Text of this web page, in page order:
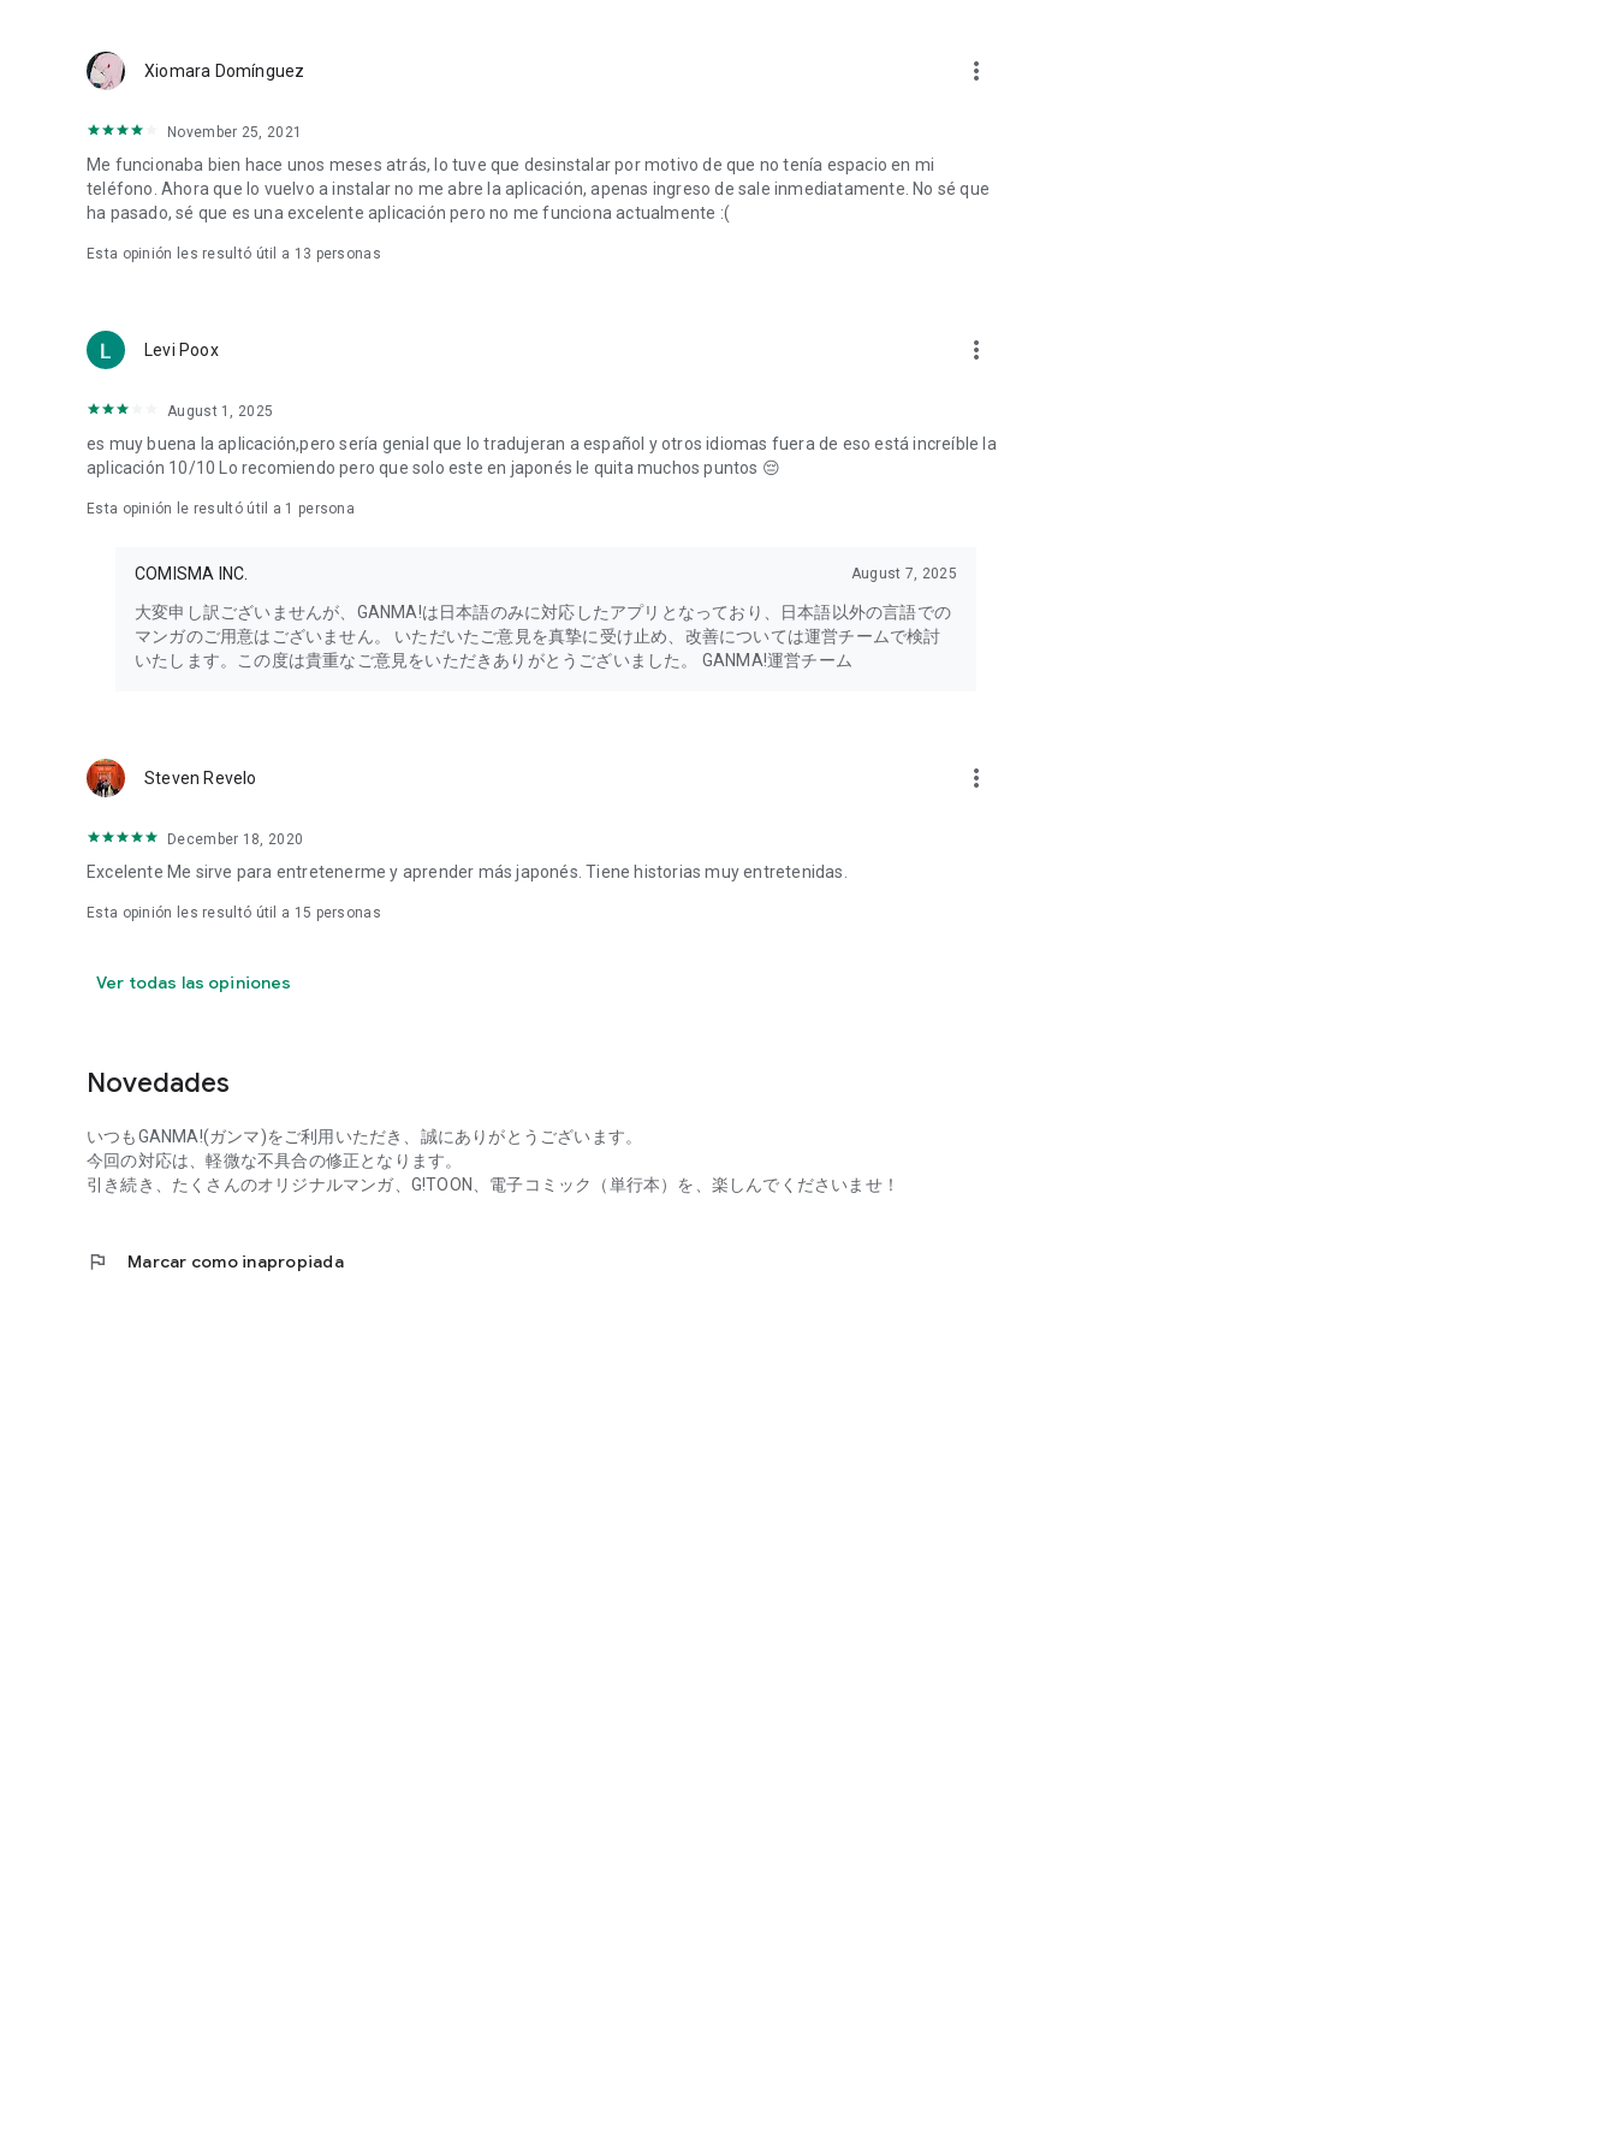
Lo que era mi hermano (Matsuda Minoru)
Todos tienen los tornillos flojos (Yosuke Inu)
Mayoría faltante -Juicios judiciales- (Miyagawa Taiga)
◇◆◇◆◇Introducción de funciones◇◆◇◆◇
◆¡Puedes publicar ilustraciones dibujadas a mano!
◆¡Apoya las obras donando artículos!
(Sobre la función de apoyo)
Algunos contenidos de manga original no son compatibles.
・Los artículos de apoyo son de pago (se comprarán Monedas GANMA!).
・Las Monedas GANMA! compradas en la aplicación solo se pueden usar dentro de la aplicación en el sistema
・Ten en cuenta que no se reflejarán en dispositivos que no sean el sistema operativo adquirido.
◆¡Puedes ver y comprar libros de editoriales!
Muchos cómics de editoriales se distribuyen. Puedes comprarlos con Monedas GANMA!.
Precio: 680 yenes (IVA incluido)
Puedes leer el siguiente capítulo del manga serializado antes de su lanzamiento, y puedes leer todo el manga,
anuncios en cualquier momento.
Precio: 1480 yenes (IVA incluido)
・Cancelación del mes en curso
・Sobre GANMA! Condiciones de uso
https://ganma.jp/web/terms/use
Por favor, complete la información necesaria y contáctenos mediante el formulario a continuación.
Investigaremos y nos esforzaremos por mejorar la calidad.
Xiomara Domínguez more_vert
November 25, 2021
Me funcionaba bien hace unos meses atrás, lo tuve que desinstalar por motivo de que no tenía espacio en mi
teléfono. Ahora que lo vuelvo a instalar no me abre la aplicación, apenas ingreso de sale inmediatamente. No sé que
ha pasado, sé que es una excelente aplicación pero no me funciona actualmente :(
Esta opinión les resultó útil a 13 personas
Levi Poox more_vert
August 1, 2025
es muy buena la aplicación,pero sería genial que lo tradujeran a español y otros idiomas fuera de eso está increíble la
aplicación 10/10 Lo recomiendo pero que solo este en japonés le quita muchos puntos 😔
Esta opinión le resultó útil a 1 persona
COMISMA INC. August 7, 2025
大変申し訳ございませんが、GANMA!は日本語のみに対応したアプリとなっており、日本語以外の言語での
マンガのご用意はございません。 いただいたご意見を真摯に受け止め、改善については運営チームで検討
いたします。この度は貴重なご意見をいただきありがとうございました。 GANMA!運営チーム
Steven Revelo more_vert
December 18, 2020
Excelente Me sirve para entretenerme y aprender más japonés. Tiene historias muy entretenidas.
Esta opinión les resultó útil a 15 personas
Ver todas las opiniones
Novedades
いつもGANMA!(ガンマ)をご利用いただき、誠にありがとうございます。
今回の対応は、軽微な不具合の修正となります。
引き続き、たくさんのオリジナルマンガ、G!TOON、電子コミック（単行本）を、楽しんでくださいませ！
flag Marcar como inapropiada